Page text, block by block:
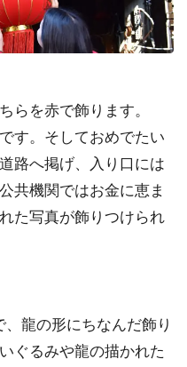
らを赤で飾ります。
す。そしておめでたい
路へ掲げ、入り口には
共機関ではお金に恵ま
た写真が飾りつけられ
龍の形にちなんだ飾り
ぐるみや龍の描かれた